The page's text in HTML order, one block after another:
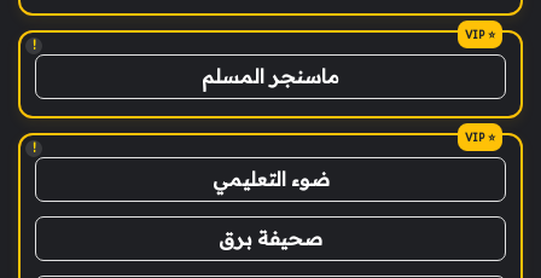
!
ماسنجر المسلم
!
ضوء التعليمي
صحيفة برق